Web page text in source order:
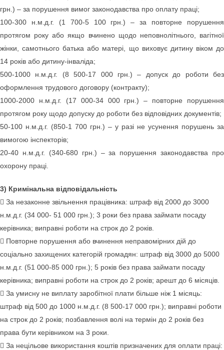
грн.) – за порушення вимог законодавства про оплату праці;
100-300 н.м.д.г. (1 700-5 100 грн.) – за повторне порушення
протягом року або якщо вчинено щодо неповнолітнього, вагітної
жінки, самотнього батька або матері, що виховує дитину віком до
14 років або дитину-інваліда;
500-1000 н.м.д.г. (8 500-17 000 грн.) – допуск до роботи без
оформлення трудового договору (контракту);
1000-2000 н.м.д.г. (17 000-34 000 грн.) – повторне порушення
протягом року щодо допуску до роботи без відповідних документів;
50-100 н.м.д.г. (850-1 700 грн.) – у разі не усунення порушень за
вимогою інспекторів;
20-40 н.м.д.г. (340-680 грн.) – за порушення законодавства про
охорону праці.
3) Кримінальна відповідальність
 За незаконне звільнення працівника: штраф від 2000 до 3000
н.м.д.г. (34 000- 51 000 грн.); 3 роки без права займати посаду
керівника; виправні роботи на строк до 2 років.
 Повторне порушення або вчинення неправомірних дій до
соціально захищених категорій громадян: штраф від 3000 до 5000
н.м.д.г. (51 000-85 000 грн.); 5 років без права займати посаду
керівника; виправні роботи на строк до 2 років; арешт до 6 місяців.
 За умисну не виплату заробітної плати більше ніж 1 місяць:
штраф від 500 до 1000 н.м.д.г. (8 500-17 000 грн.); виправні роботи
на строк до 2 років; позбавлення волі на термін до 2 років без
права бути керівником на 3 роки.
 За нецільове використання коштів призначених для оплати праці: